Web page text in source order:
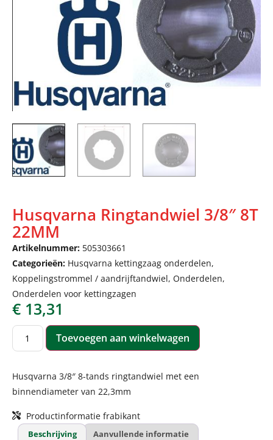
Husqvarna Ringtandwiel 3/8″ 8T
22MM
Artikelnummer: 505303661
Categorieën: Husqvarna kettingzaag onderdelen,
Koppelingstrommel / aandrijftandwiel, Onderdelen,
Onderdelen voor kettingzagen
€ 13,31
Toevoegen aan winkelwagen
Husqvarna 3/8″ 8-tands ringtandwiel met een
binnendiameter van 22,3mm
Productinformatie frabikant
Beschrijving Aanvullende informatie